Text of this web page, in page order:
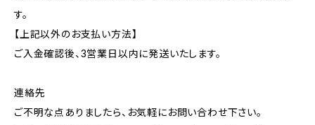
す。
【上記以外のお支払い方法】
ご入金確認後、3営業日以内に発送いたします。
連絡先
ご不明な点ありましたら、お気軽にお問い合わせ下さい。